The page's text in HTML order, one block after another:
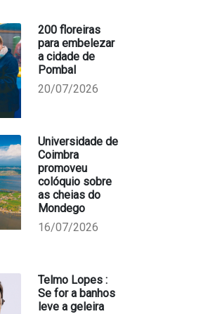
200 floreiras
para embelezar
a cidade de
Pombal
20/07/2026
Universidade de
Coimbra
promoveu
colóquio sobre
as cheias do
Mondego
16/07/2026
Telmo Lopes :
Se for a banhos
leve a geleira